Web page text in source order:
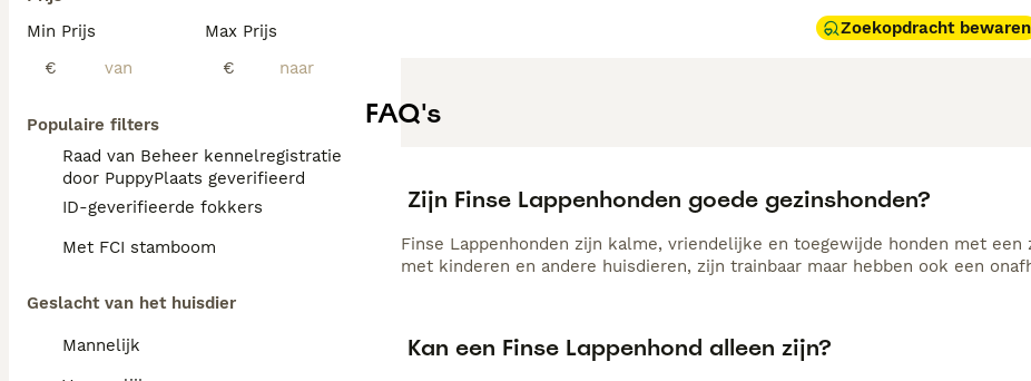
Min Prijs
€
Max Prijs
€
Populaire filters
Raad van Beheer kennelregistratie
door PuppyPlaats geverifieerd
ID-geverifieerde fokkers
Met FCI stamboom
Geslacht van het huisdier
Mannelijk
Zoekopdracht bewaren
FAQ's
Zijn Finse Lappenhonden goede gezinshonden?
Finse Lappenhonden zijn kalme, vriendelijke en toegewijde honden met
met kinderen en andere huisdieren, zijn trainbaar maar hebben ook een
Kan een Finse Lappenhond alleen zijn?